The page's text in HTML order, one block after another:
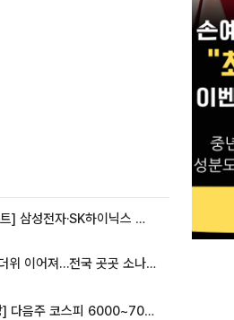
[베스트&워스트] 삼성전자·SK하이닉스 밀린 한 주…상상인증권은 85% 급등
35도 안팎 무더위 이어져…전국 곳곳 소나기 [오늘 날씨]
[주간증시전망] 다음주 코스피 6000~7000⋯“外人 수급은 정책이 변수”